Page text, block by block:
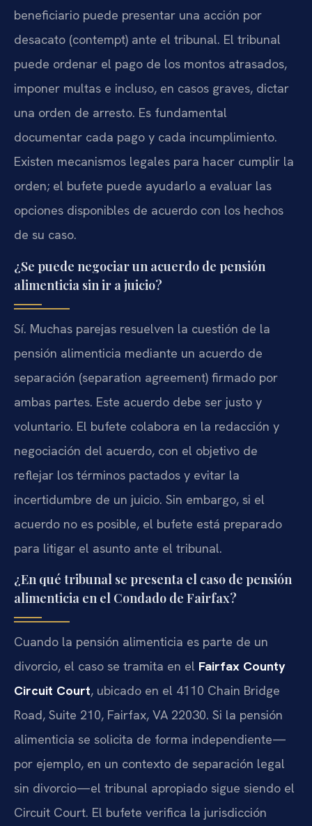
beneficiario puede presentar una acción por
desacato (contempt) ante el tribunal. El tribunal
puede ordenar el pago de los montos atrasados,
imponer multas e incluso, en casos graves, dictar
una orden de arresto. Es fundamental
documentar cada pago y cada incumplimiento.
Existen mecanismos legales para hacer cumplir la
orden; el bufete puede ayudarlo a evaluar las
opciones disponibles de acuerdo con los hechos
de su caso.
¿Se puede negociar un acuerdo de pensión
alimenticia sin ir a juicio?
Sí. Muchas parejas resuelven la cuestión de la
pensión alimenticia mediante un acuerdo de
separación (separation agreement) firmado por
ambas partes. Este acuerdo debe ser justo y
voluntario. El bufete colabora en la redacción y
negociación del acuerdo, con el objetivo de
reflejar los términos pactados y evitar la
incertidumbre de un juicio. Sin embargo, si el
acuerdo no es posible, el bufete está preparado
para litigar el asunto ante el tribunal.
¿En qué tribunal se presenta el caso de pensión
alimenticia en el Condado de Fairfax?
Cuando la pensión alimenticia es parte de un
divorcio, el caso se tramita en el Fairfax County
Circuit Court, ubicado en el 4110 Chain Bridge
Road, Suite 210, Fairfax, VA 22030. Si la pensión
alimenticia se solicita de forma independiente—
por ejemplo, en un contexto de separación legal
sin divorcio—el tribunal apropiado sigue siendo el
Circuit Court. El bufete verifica la jurisdicción